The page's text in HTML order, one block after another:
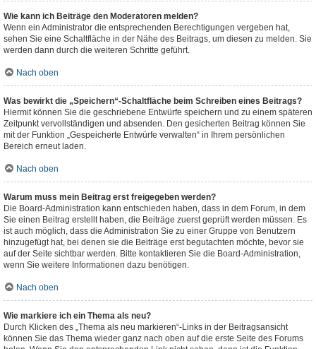
Wie kann ich Beiträge den Moderatoren melden?
Wenn ein Administrator die entsprechenden Berechtigungen vergeben hat,
sehen Sie eine Schaltfläche in der Nähe des Beitrags, um diesen zu melden. Sie
werden dann durch die weiteren Schritte geführt.
Nach oben
Was bewirkt die „Speichern“-Schaltfläche beim Schreiben eines Beitrags?
Hiermit können Sie die geschriebene Entwürfe speichern und zu einem späteren
Zeitpunkt vervollständigen und absenden. Den gesicherten Beitrag können Sie
mit der Funktion „Gespeicherte Entwürfe verwalten“ in Ihrem persönlichen
Bereich erneut laden.
Nach oben
Warum muss mein Beitrag erst freigegeben werden?
Die Board-Administration kann entschieden haben, dass in dem Forum, in dem
Sie einen Beitrag erstellt haben, die Beiträge zuerst geprüft werden müssen. Es
ist auch möglich, dass die Administration Sie zu einer Gruppe von Benutzern
hinzugefügt hat, bei denen sie die Beiträge erst begutachten möchte, bevor sie
auf der Seite sichtbar werden. Bitte kontaktieren Sie die Board-Administration,
wenn Sie weitere Informationen dazu benötigen.
Nach oben
Wie markiere ich ein Thema als neu?
Durch Klicken des „Thema als neu markieren“-Links in der Beitragsansicht
können Sie das Thema wieder ganz nach oben auf die erste Seite des Forums